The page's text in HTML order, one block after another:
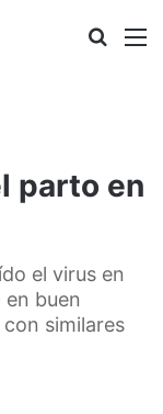
Buscar
parto en
el virus en
en buen
similares